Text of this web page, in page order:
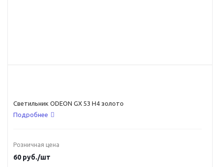
Светильник ODEON GX 53 Н4 золото
Подробнее
Розничная цена
60 руб./шт